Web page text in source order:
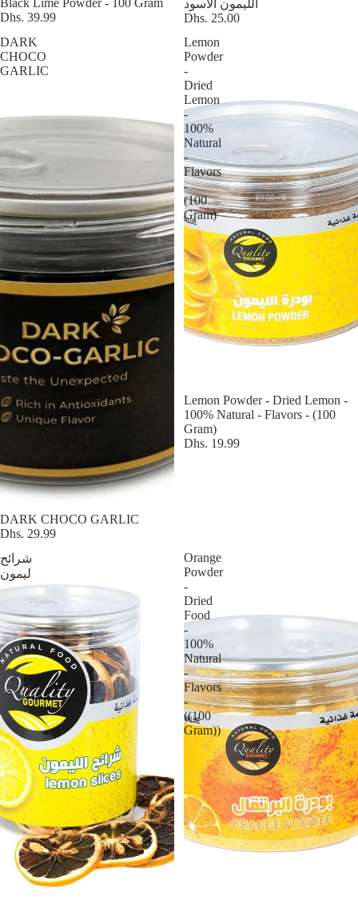
Black Lime Powder - 100 Gram
Dhs. 39.99
الليمون الأسود
Dhs. 25.00
DARK
CHOCO
GARLIC
DARK CHOCO GARLIC
Dhs. 29.99
Lemon
Powder
-
Dried
Lemon
-
100%
Natural
-
Flavors
-
(100
Gram)
Lemon Powder - Dried Lemon -
100% Natural - Flavors - (100
Gram)
Dhs. 19.99
شرائح
ليمون
Orange
Powder
-
Dried
Food
-
100%
Natural
-
Flavors
-
((100
Gram))